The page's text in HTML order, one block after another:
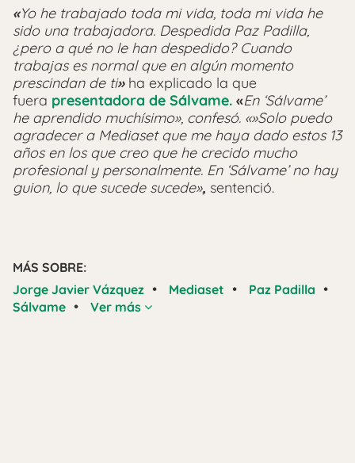
«Yo he trabajado toda mi vida, toda mi vida he
sido una trabajadora. Despedida Paz Padilla,
¿pero a qué no le han despedido? Cuando
trabajas es normal que en algún momento
prescindan de ti» ha explicado la que
fuera presentadora de Sálvame. «En ‘Sálvame’
he aprendido muchísimo», confesó. «»Solo puedo
agradecer a Mediaset que me haya dado estos 13
años en los que creo que he crecido mucho
profesional y personalmente. En ‘Sálvame’ no hay
guion, lo que sucede sucede», sentenció.
MÁS SOBRE:
Jorge Javier Vázquez • Mediaset • Paz Padilla •
Sálvame • Ver más